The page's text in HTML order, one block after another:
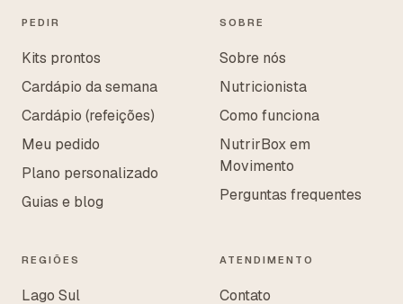
PEDIR
Kits prontos
Cardápio da semana
Cardápio (refeições)
Meu pedido
Plano personalizado
Guias e blog
SOBRE
Sobre nós
Nutricionista
Como funciona
NutrirBox em
Movimento
Perguntas frequentes
REGIÕES
Lago Sul
ATENDIMENTO
Contato